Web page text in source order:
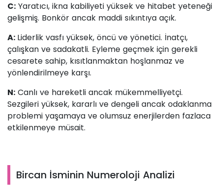
C: Yaratıcı, ikna kabiliyeti yüksek ve hitabet yeteneği
gelişmiş. Bonkör ancak maddi sıkıntıya açık.
A: Liderlik vasfı yüksek, öncü ve yönetici. İnatçı,
çalışkan ve sadakatli. Eyleme geçmek için gerekli
cesarete sahip, kısıtlanmaktan hoşlanmaz ve
yönlendirilmeye karşı.
N: Canlı ve hareketli ancak mükemmelliyetçi.
Sezgileri yüksek, kararlı ve dengeli ancak odaklanma
problemi yaşamaya ve olumsuz enerjilerden fazlaca
etkilenmeye müsait.
Bircan İsminin Numeroloji Analizi